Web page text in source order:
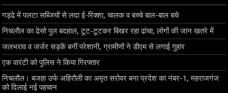
गड्ढे में पलटा सब्जियों से लदा ई-रिक्शा, चालक व बच्चे बाल-बाल बचे
निचलौल का ढेसो पुल बदहाल, टूट-टूटकर बिखर रहा ढांचा, लोगों की जान खतरे में
जलभराव व जर्जर सड़कें बनीं परेशानी, ग्रामीणों ने डीएम से लगाई गुहार
एक वारंटी को पुलिस ने किया गिरफ्तार
निचलौल। बजहा उर्फ अहिरौली का अमृत सरोवर बना प्रदेश का नंबर-1, महराजगंज
को दिलाई नई पहचान